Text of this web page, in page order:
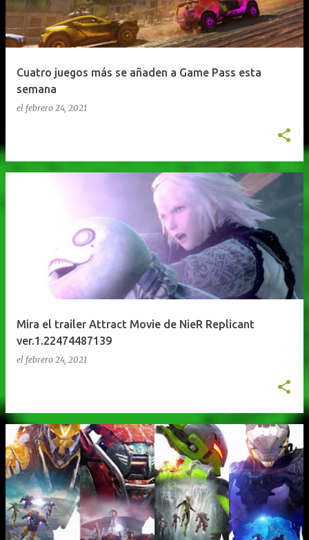
Cuatro juegos más se añaden a Game Pass esta
semana
el febrero 24, 2021
Mira el trailer Attract Movie de NieR Replicant
ver.1.22474487139
el febrero 24, 2021